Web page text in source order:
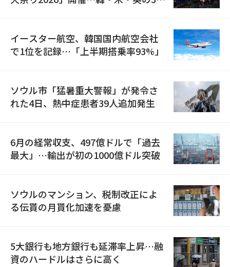
イースター航空、韓国国内航空会社
で1位を記録…「上半期搭乗率93%」
ソウル市「猛暑重大警報」が発令さ
れた4日、熱中症患者39人追加発生
6月の経常収支、497億ドルで「過去
最大」…輸出が初の1000億ドル突破
ソウルのマンション、税制改正によ
る伝貰の月貰化加速を憂慮
5大銀行も地方銀行も延滞率上昇…融
資のハードルはさらに高く